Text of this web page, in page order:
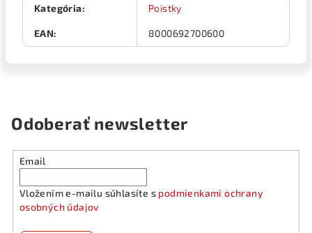
Kategória: Poistky
EAN: 8000692700600
Odoberať newsletter
Email
Vložením e-mailu súhlasíte s podmienkami ochrany
osobných údajov